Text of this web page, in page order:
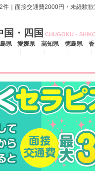
｜面接交通費2000円・未経験
国・四国 CHUGOKU・
県 愛媛県 高知県 徳島県